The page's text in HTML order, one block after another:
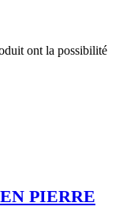
ont la possibilité
PIERRE